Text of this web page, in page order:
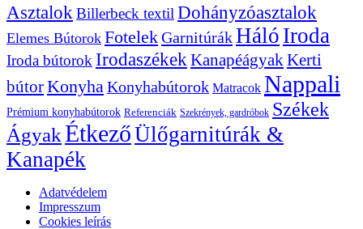
Asztalok Billerbeck textil Dohányzóasztalok
Elemes Bútorok FotelekGarnitúrákHáló Iroda
Iroda bútorok Irodaszékek KanapéágyakKerti
bútorKonyhaKonyhabútorok Matracok Nappali
Prémium konyhabútorok Referenciák Szekrények, gardróbok Székek
ÁgyakÉtkezőÜlőgarnitúrák &
Kanapék
Adatvédelem
Impresszum
Cookies leírás